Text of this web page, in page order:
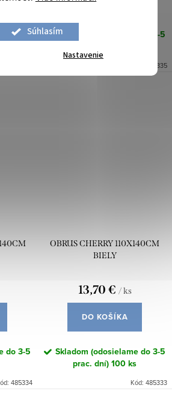
Súhlasím
Nastavenie
do 3-5
Skladom (odosielame do 3-5
485335
do 3-5
485334
OBRUS CHERRY 110X140CM
BIELY
13,70 € / ks
DO KOŠÍKA
Skladom (odosielame do 3-5
prac. dní)100 ks
Kód: 485333